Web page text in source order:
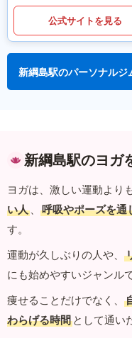
公式サイトを見る
新綱島駅のパーソナルジ
新綱島駅のヨガ
ヨガは、激しい運動より
い人 、 呼吸やポーズを通
す。
運動が久しぶりの人や、
にも始めやすいジャンルで
痩せることだけでなく、
わらげる時間 として通い